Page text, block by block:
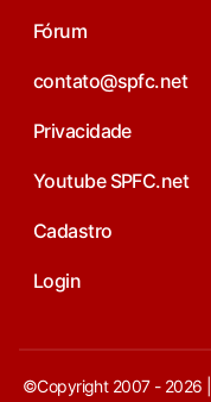
Fórum
contato@spfc.net
Privacidade
Youtube SPFC.net
Cadastro
Login
©Copyright 2007 - 2026